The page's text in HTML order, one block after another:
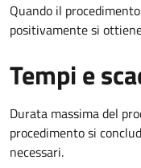
Quando il
positivamente si
Tempi e
Durata massima del
procedimento si
necessari.